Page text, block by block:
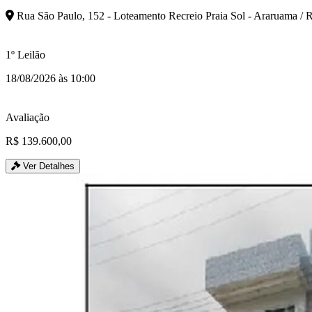
Rua São Paulo, 152 - Loteamento Recreio Praia Sol - Araruama /
1º Leilão
18/08/2026 às 10:00
Avaliação
R$ 139.600,00
Ver Detalhes